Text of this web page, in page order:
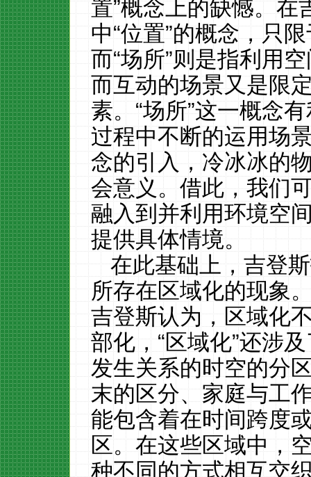
置”概念上的缺憾。在
中“位置”的概念，只
而“场所”则是指利用
而互动的场景又是限
素。“场所”这一概念
过程中不断的运用场
念的引入，冷冰冰的
会意义。借此，我们
融入到并利用环境空
提供具体情境。
在此基础上，吉登
所存在区域化的现象
吉登斯认为，区域化
部化，“区域化”还涉
发生关系的时空的分
末的区分、家庭与工
能包含着在时间跨度
区。在这些区域中，
种不同的方式相互交